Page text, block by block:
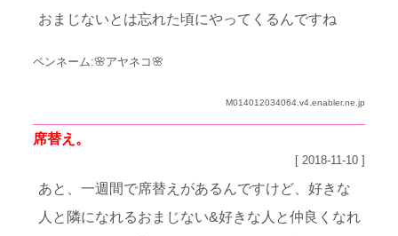
おまじないとは忘れた頃にやってくるんですね
ペンネーム:🌸アヤネコ🌸
M014012034064.v4.enabler.ne.jp
席替え。
[ 2018-11-10 ]
あと、一週間で席替えがあるんですけど、好きな
人と隣になれるおまじない&好きな人と仲良くなれ